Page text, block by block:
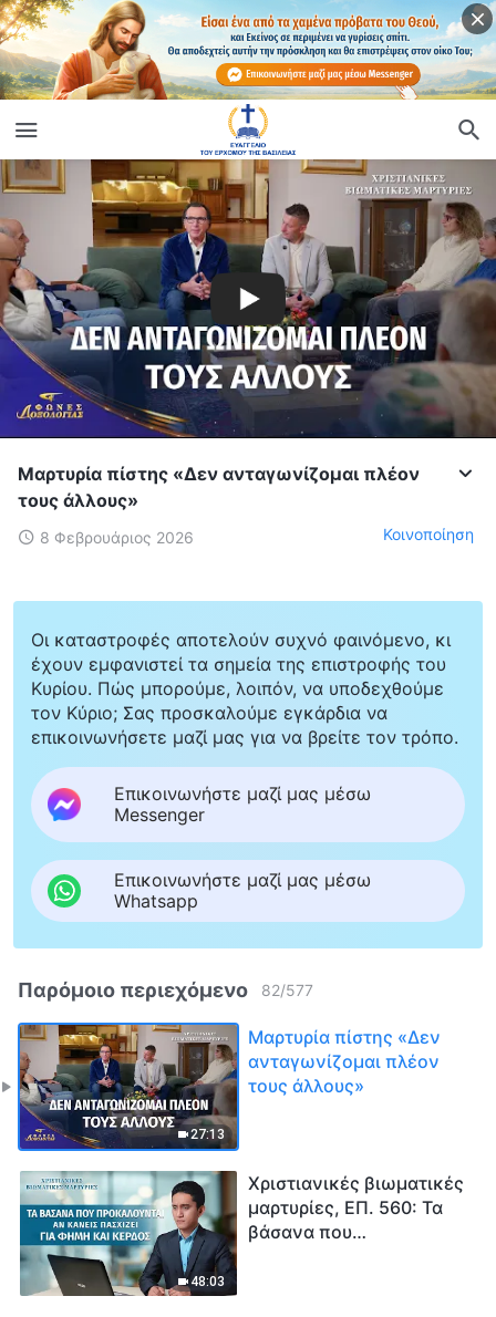
Μαρτυρία πίστης «Δεν ανταγωνίζομαι πλέον
τους άλλους»
8 Φεβρουάριος 2026 Κοινοποίηση
Οι καταστροφές αποτελούν συχνό φαινόμενο, κι
έχουν εμφανιστεί τα σημεία της επιστροφής του
Κυρίου. Πώς μπορούμε, λοιπόν, να υποδεχθούμε
τον Κύριο; Σας προσκαλούμε εγκάρδια να
επικοινωνήσετε μαζί μας για να βρείτε τον τρόπο.
Επικοινωνήστε μαζί μας μέσω
Messenger
Επικοινωνήστε μαζί μας μέσω
Whatsapp
Παρόμοιο περιεχόμενο 82/577
27:13
Μαρτυρία πίστης «Δεν
ανταγωνίζομαι πλέον
τους άλλους»
48:03
Χριστιανικές βιωματικές
μαρτυρίες, ΕΠ. 560: Τα
βάσανα που